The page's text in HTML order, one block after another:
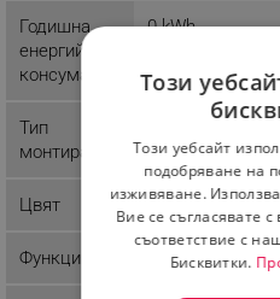
Годишна
енергийна
консумация
0 kWh
Тип
монтиране
Цвят Черен
Функции LED осветление
Този
Този уебсайт
подобряване на
изживяване.
Вие се съгласявате
съответствие с
Бисквитки.